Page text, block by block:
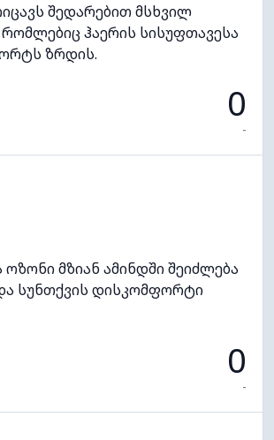
შედარებით მსხვილ
ჰაერის სისუფთავესა
ზრდის.
0
-
ოზონი მზიან ამინდში შეიძლება
სუნთქვის დისკომფორტი
0
-